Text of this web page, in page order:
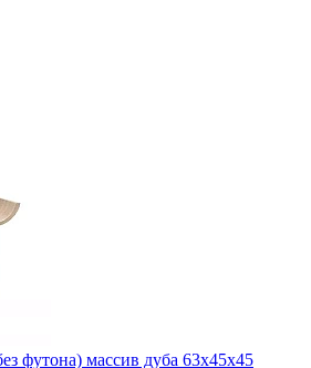
футона) массив дуба 63х45х45